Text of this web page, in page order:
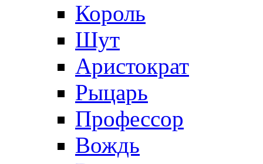
Король
Шут
Аристократ
Рыцарь
Профессор
Вождь